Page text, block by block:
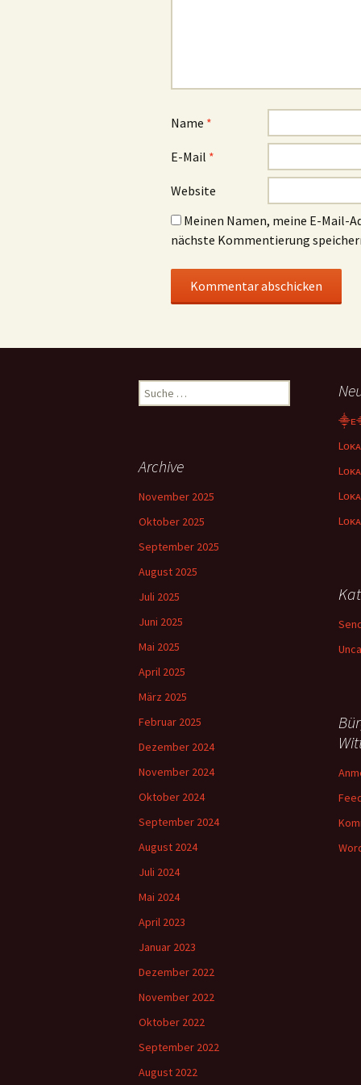
Name *
E-Mail *
Website
Meinen Namen, meine E-Mail-
nächste Kommentierung
Suche
nach:
Archive
November 2025
Oktober 2025
September 2025
August 2025
Juli 2025
Juni 2025
Mai 2025
April 2025
März 2025
Februar 2025
Dezember 2024
November 2024
Oktober 2024
September 2024
August 2024
Juli 2024
Mai 2024
April 2023
Januar 2023
Dezember 2022
November 2022
Oktober 2022
September 2022
August 2022